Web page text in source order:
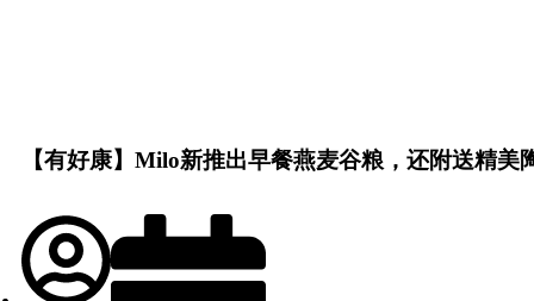
【有好康】Milo新推出早餐燕麦谷粮，还附送精美